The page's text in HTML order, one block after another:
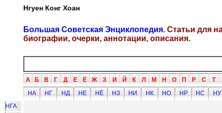
Нгуен Конг Хоан
Большая Советская Энциклопедия. Статьи для
биографии, очерки, аннотации, описания.
А Б В Г Д Е Ё Ж З И Й К Л М Н О П Р С Т
НА
НГ НД НЕ НЁ НЗ НИ НК НО НР НС
НУ
НГА